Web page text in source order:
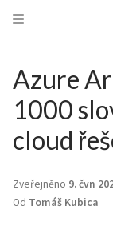
Azure
1000
cloud
Zveřejněno 9. čvn
Od Tomáš Kubica